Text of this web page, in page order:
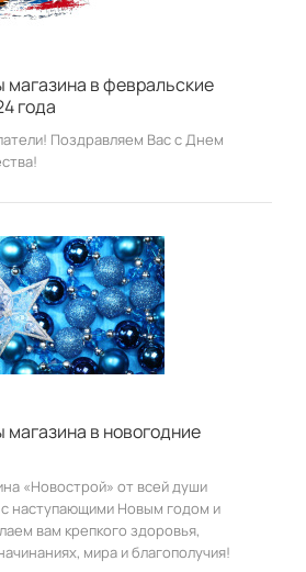
магазина в февральские
года
Поздравляем Вас с Днем
магазина в новогодние
«Новострой» от всей души
с наступающими Новым годом и
вам крепкого здоровья,
мира и благополучия!